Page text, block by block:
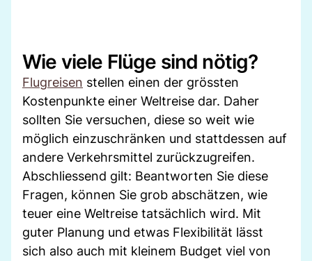
Wie viele Flüge sind nötig?
Flugreisen stellen einen der grössten
Kostenpunkte einer Weltreise dar. Daher
sollten Sie versuchen, diese so weit wie
möglich einzuschränken und stattdessen auf
andere Verkehrsmittel zurückzugreifen.
Abschliessend gilt: Beantworten Sie diese
Fragen, können Sie grob abschätzen, wie
teuer eine Weltreise tatsächlich wird. Mit
guter Planung und etwas Flexibilität lässt
sich also auch mit kleinem Budget viel von